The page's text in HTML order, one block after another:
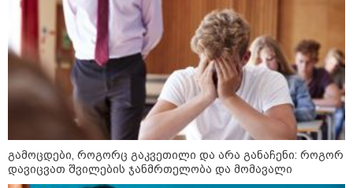
ფაზლების აწყობის ხელოვნება:
როგორ მოვაწყოთ სივრცე და
დავიწყოთ რთული
კონსტრუქციების აწყობა ნერვების
მოშლის გარეშე
რა უნდა გავაკეთოთ პირველ
რიგში შუქის გამორთვისას: 5
მნიშვნელოვანი ნაბიჯი
გამოცდები, როგორც გაკვეთილი და არა განაჩენი: როგორ
დავიცვათ შვილების ჯანმრთელობა და მომავალი